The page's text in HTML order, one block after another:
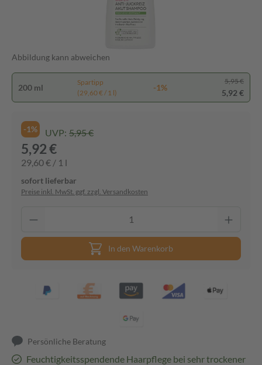
Abbildung kann abweichen
200 ml
Spartipp
(29,60 € / 1 l)
-1%
5,95 €
5,92 €
-1% UVP: 5,95 €
5,92 €
29,60 € / 1 l
sofort lieferbar
Preise inkl. MwSt. ggf. zzgl. Versandkosten
In den Warenkorb
Persönliche Beratung
Feuchtigkeitsspendende Haarpflege bei sehr trockener